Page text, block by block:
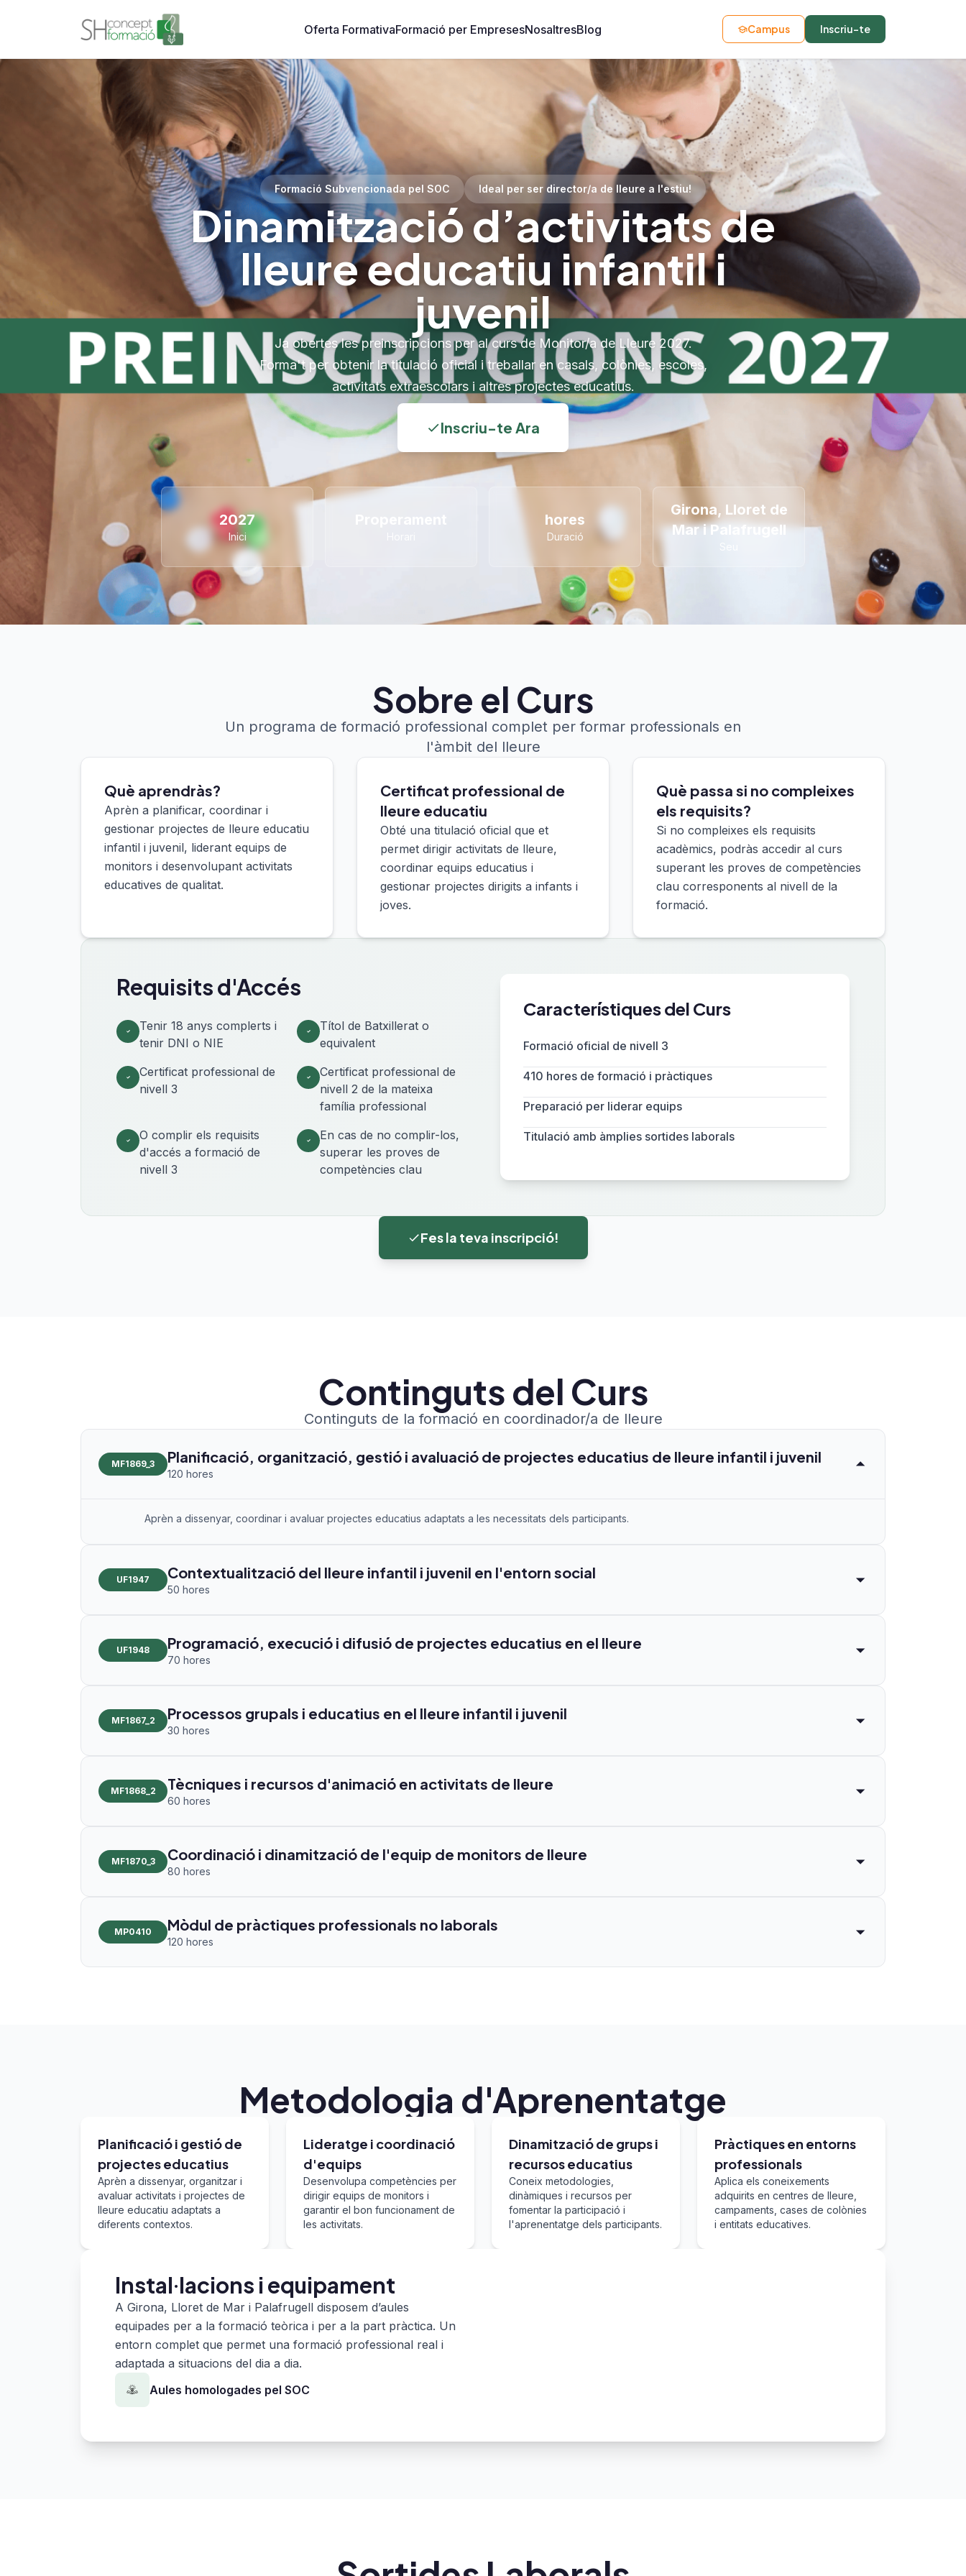
Oferta FormativaFormació per EmpresesNosaltresBlog Campus Inscriu-te
Formació Subvencionada pel SOC Ideal per ser director/a de lleure a l'estiu!
Dinamització d’activitats de
lleure educatiu infantil i
juvenil
Ja obertes les preinscripcions per al curs de Monitor/a de Lleure 2027.
Forma't per obtenir la titulació oficial i treballar en casals, colònies, escoles,
activitats extraescolars i altres projectes educatius.
Inscriu-te Ara
2027
Inici
hores
Duració
Girona, Lloret de
Mar i Palafrugell
Sobre el Curs
Un programa de formació professional complet per formar professionals en
l'àmbit del lleure
Què aprendràs?
Aprèn a planificar, coordinar i
gestionar projectes de lleure educatiu
infantil i juvenil, liderant equips de
monitors i desenvolupant activitats
educatives de qualitat.
Certificat professional de
lleure educatiu
Obté una titulació oficial que et
permet dirigir activitats de lleure,
coordinar equips educatius i
gestionar projectes dirigits a infants i
joves.
Què passa si no compleixes
els requisits?
Si no compleixes els requisits
acadèmics, podràs accedir al curs
superant les proves de competències
clau corresponents al nivell de la
formació.
Requisits d'Accés
Tenir 18 anys complerts i
tenir DNI o NIE
Títol de Batxillerat o
equivalent
Certificat professional de
nivell 3
Certificat professional de
nivell 2 de la mateixa
família professional
O complir els requisits
d'accés a formació de
nivell 3
En cas de no complir-los,
superar les proves de
competències clau
Característiques del Curs
Formació oficial de nivell 3
410 hores de formació i pràctiques
Preparació per liderar equips
Titulació amb àmplies sortides laborals
Fes la teva inscripció!
Continguts del Curs
Continguts de la formació en coordinador/a de lleure
MF1869_3 Planificació, organització, gestió i avaluació de projectes educatius de lleure infantil i juvenil
120 hores
Aprèn a dissenyar, coordinar i avaluar projectes educatius adaptats a les necessitats dels participants.
UF1947 Contextualització del lleure infantil i juvenil en l'entorn social
50 hores
UF1948 Programació, execució i difusió de projectes educatius en el lleure
70 hores
MF1867_2 Processos grupals i educatius en el lleure infantil i juvenil
30 hores
MF1868_2 Tècniques i recursos d'animació en activitats de lleure
60 hores
MF1870_3 Coordinació i dinamització de l'equip de monitors de lleure
80 hores
MP0410 Mòdul de pràctiques professionals no laborals
120 hores
Metodologia d'Aprenentatge
Planificació i gestió de
projectes educatius
Aprèn a dissenyar, organitzar i
avaluar activitats i projectes de
lleure educatiu adaptats a
diferents contextos.
Lideratge i coordinació
d'equips
Desenvolupa competències per
dirigir equips de monitors i
garantir el bon funcionament de
les activitats.
Dinamització de grups i
recursos educatius
Coneix metodologies,
dinàmiques i recursos per
fomentar la participació i
l'aprenentatge dels participants.
Pràctiques en entorns
professionals
Aplica els coneixements
adquirits en centres de lleure,
campaments, cases de colònies
i entitats educatives.
Instal·lacions i equipament
A Girona, Lloret de Mar i Palafrugell disposem d’aules
equipades per a la formació teòrica i per a la part pràctica. Un
entorn complet que permet una formació professional real i
adaptada a situacions del dia a dia.
Aules homologades pel SOC